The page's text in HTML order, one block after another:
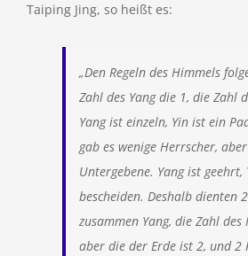
Taiping Jing, so heißt es:
„Den Regeln des Himmels
Zahl des Yang die 1, die Zahl
Yang ist einzeln, Yin ist ein
gab es wenige Herrscher,
Untergebene. Yang ist geehrt,
bescheiden. Deshalb dienten
zusammen Yang, die Zahl des
aber die der Erde ist 2, und 2